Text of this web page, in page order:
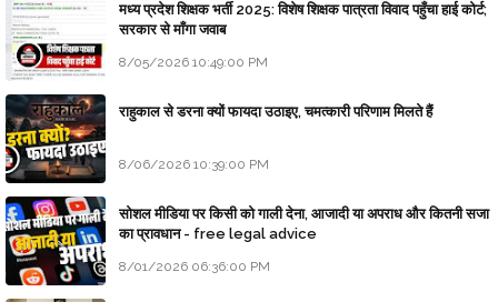
मध्य प्रदेश शिक्षक भर्ती 2025: विशेष शिक्षक पात्रता विवाद पहुँचा हाई कोर्ट;
सरकार से माँगा जवाब
8/05/2026 10:49:00 PM
राहुकाल से डरना क्यों फायदा उठाइए, चमत्कारी परिणाम मिलते हैं
8/06/2026 10:39:00 PM
सोशल मीडिया पर किसी को गाली देना, आजादी या अपराध और कितनी सजा
का प्रावधान - free legal advice
8/01/2026 06:36:00 PM